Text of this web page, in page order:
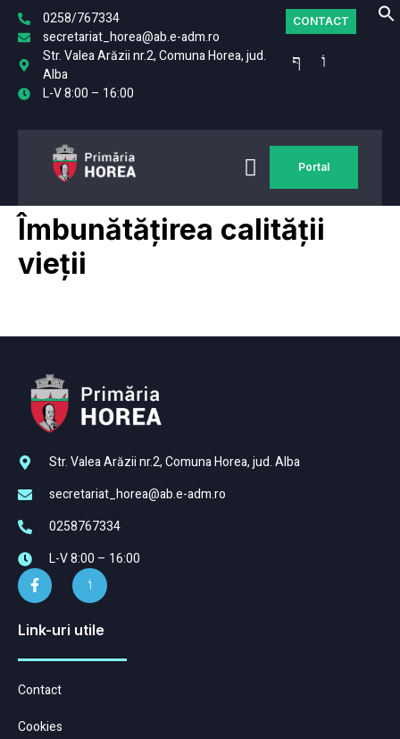
0258/767334
secretariat_horea@ab.e-adm.ro
Str. Valea Arăzii nr.2, Comuna Horea, jud.
Alba
L-V 8:00 – 16:00
CONTACT
OFICIAL LOCAL
Portal
Îmbunătățirea calității
vieții
Str. Valea Arăzii nr.2, Comuna Horea, jud. Alba
secretariat_horea@ab.e-adm.ro
0258767334
L-V 8:00 – 16:00
Link-uri utile
Contact
Cookies